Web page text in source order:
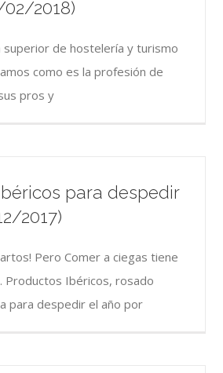
2018)
superior de hostelería y turismo
como es la profesión de
pros y
para despedir
2017)
Pero Comer a ciegas tiene
Productos Ibéricos, rosado
para despedir el año por